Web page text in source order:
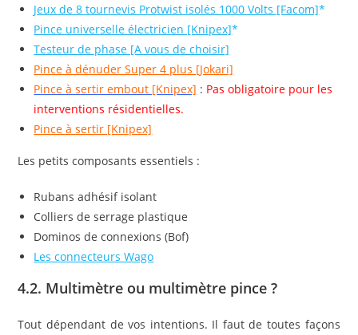
Jeux de 8 tournevis Protwist isolés 1000 Volts [Facom]
Pince universelle électricien [Knipex]
Testeur de phase [A vous de choisir]
Pince à dénuder Super 4 plus [Jokari]
Pince à sertir embout [Knipex] : Pas obligatoire pour les
interventions résidentielles.
Pince à sertir [Knipex]
Les petits composants essentiels :
Rubans adhésif isolant
Colliers de serrage plastique
Dominos de connexions (Bof)
Les connecteurs Wago
4.2. Multimètre ou multimètre pince ?
Tout dépendant de vos intentions. Il faut de toutes façons